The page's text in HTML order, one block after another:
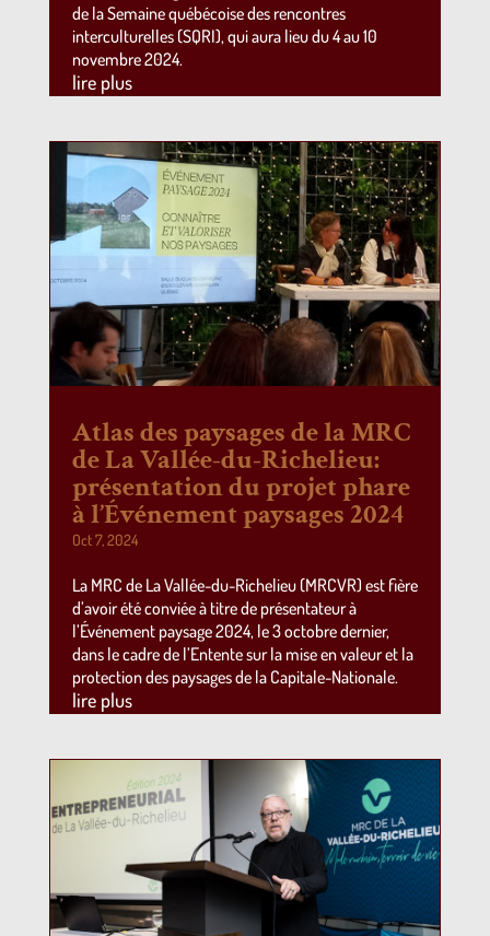
de la Semaine québécoise des rencontres
interculturelles (SQRI), qui aura lieu du 4 au 10
novembre 2024.
lire plus
Atlas des paysages de la MRC
de La Vallée-du-Richelieu:
présentation du projet phare
à l’Événement paysages 2024
Oct 7, 2024
La MRC de La Vallée-du-Richelieu (MRCVR) est fière
d’avoir été conviée à titre de présentateur à
l’Événement paysage 2024, le 3 octobre dernier,
dans le cadre de l’Entente sur la mise en valeur et la
protection des paysages de la Capitale-Nationale.
lire plus